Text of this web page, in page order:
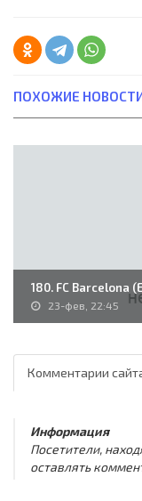
ПОХОЖИЕ
180. FC Barcelona
23-фев, 22:45
Комментарии
Информация
Посетители,
оставлять